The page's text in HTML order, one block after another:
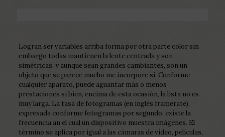
Logran ser variables arriba forma por otra parte color sin
embargo todas mantienen la lente centrada y son
simétricas, y aunque sean grandes cambiantes, son un
objeto que se parece mucho me incorpore sí. Conforme
cualquier aparato, puede aguantar más o menos
prestaciones si bien, encima de esta ocasión, la lista no es
muy larga. La tasa de fotogramas (en inglés framerate),
expresada conforme fotogramas por segundo, existe la
frecuencia an el cual un dispositivo muestra imágenes. El
término se aplica por igual a las cámaras de vídeo, películas,